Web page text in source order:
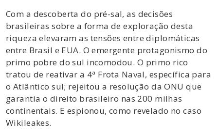
Com a descoberta do pré-sal, as decisões
brasileiras sobre a forma de exploração desta
riqueza elevaram as tensões entre diplomáticas
entre Brasil e EUA. O emergente protagonismo do
primo pobre do sul incomodou. O primo rico
tratou de reativar a 4ª Frota Naval, específica para
o Atlântico sul; rejeitou a resolução da ONU que
garantia o direito brasileiro nas 200 milhas
continentais. E espionou, como revelado no caso
Wikileakes.